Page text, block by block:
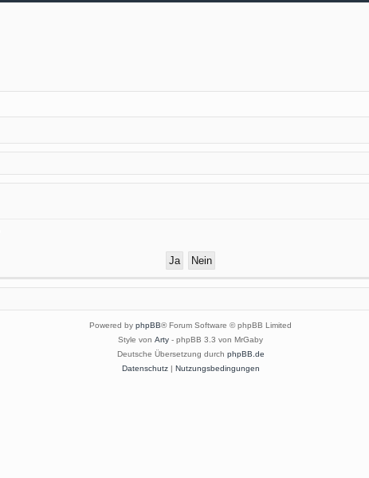
Powered by phpBB® Forum Software © phpBB Limited
Style von Arty - phpBB 3.3 von MrGaby
Deutsche Übersetzung durch phpBB.de
Datenschutz| Nutzungsbedingungen